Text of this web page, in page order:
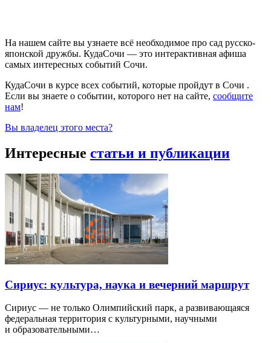
На нашем сайте вы узнаете всё необходимое про сад русско-
японской дружбы. КудаСочи — это интерактивная афиша
самых интересных событий Сочи.
КудаСочи в курсе всех событий, которые пройдут в Сочи .
Если вы знаете о событии, которого нет на сайте, сообщите
нам!
Вы владелец этого места?
Интересные статьи и публикации
Сириус: культура, наука и вечерний маршрут
Сириус — не только Олимпийский парк, а развивающаяся
федеральная территория с культурными, научными
и образовательными…